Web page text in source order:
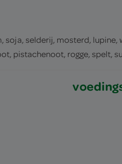
soja, selderij, mosterd,
pistachenoot, rogge, spelt,